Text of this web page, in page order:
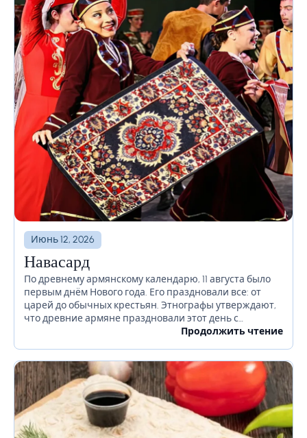
Июнь 12, 2026
Навасард
По древнему армянскому календарю, 11 августа было
первым днём Нового года. Его праздновали все: от
царей до обычных крестьян. Этнографы утверждают,
что древние армяне праздновали этот день с
танцами, песнями, традиционными забавами. Этот
Продолжить чтение